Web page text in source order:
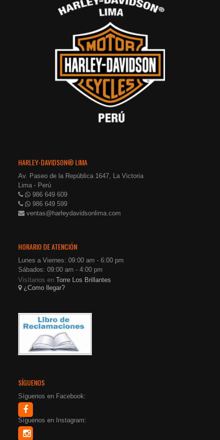
HARLEY-DAVIDSON® LIMA
Av. Paseo de la República 1647, La Victoria
Lima - Perú
986 649 609
986 649 599
ventas@harleydavidsonlima.com
HORARIO DE ATENCIÓN
Lunes a Viernes: 09:00 am - 6:00 pm
Sábados: 09:00 am - 4:00 pm
Visítanos enTorre Los Brillantes
¿Como llegar?
SÍGUENOS
Síguenos en Facebook:
Síguenos en Instagram: